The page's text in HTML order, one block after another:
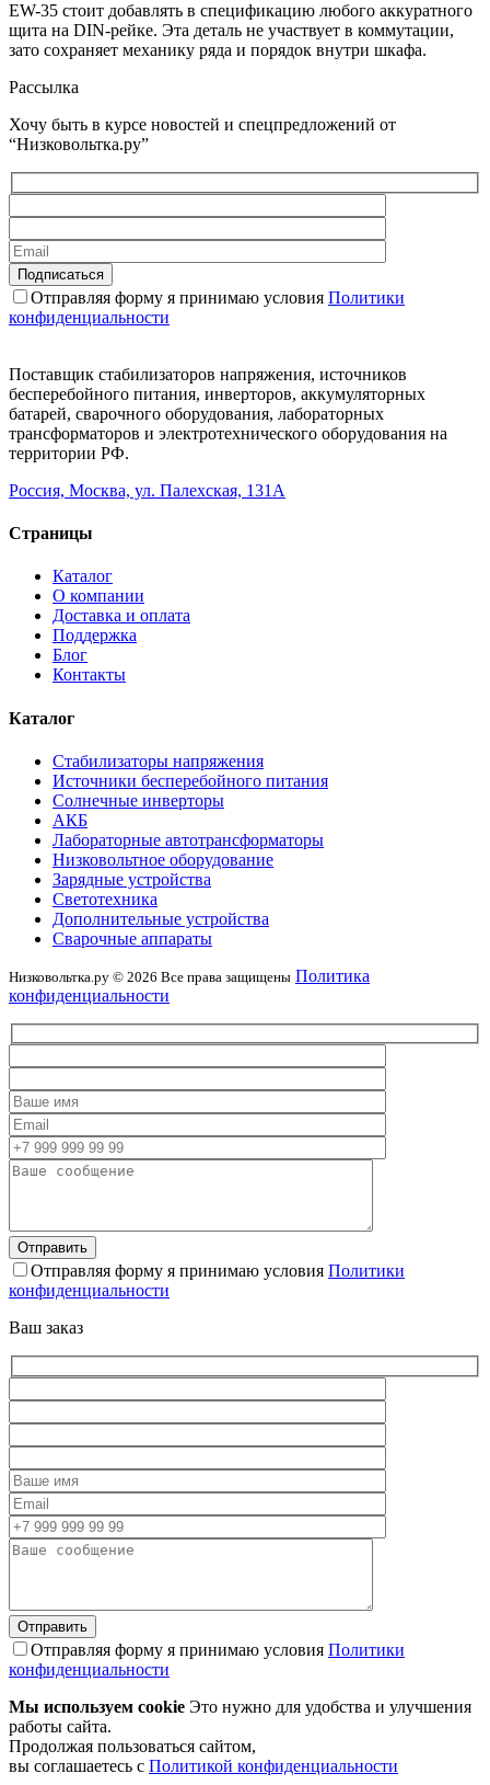
EW-35 стоит добавлять в спецификацию любого аккуратного
щита на DIN-рейке. Эта деталь не участвует в коммутации,
зато сохраняет механику ряда и порядок внутри шкафа.
Рассылка
Хочу быть в курсе новостей и спецпредложений от
“Низковольтка.ру”
Отправляя форму я принимаю условия Политики
конфиденциальности
Поставщик стабилизаторов напряжения, источников
бесперебойного питания, инверторов, аккумуляторных
батарей, сварочного оборудования, лабораторных
трансформаторов и электротехнического оборудования на
территории РФ.
Россия, Москва, ул. Палехская, 131А
Страницы
Каталог
О компании
Доставка и оплата
Поддержка
Блог
Контакты
Каталог
Стабилизаторы напряжения
Источники бесперебойного питания
Солнечные инверторы
АКБ
Лабораторные автотрансформаторы
Низковольтное оборудование
Зарядные устройства
Светотехника
Дополнительные устройства
Сварочные аппараты
Низковольтка.ру © 2026 Все права защищены Политика
конфиденциальности
Отправляя форму я принимаю условия Политики
конфиденциальности
Ваш заказ
Отправляя форму я принимаю условия Политики
конфиденциальности
Мы используем cookie Это нужно для удобства и улучшения
работы сайта.
Продолжая пользоваться сайтом,
вы соглашаетесь с Политикой конфиденциальности